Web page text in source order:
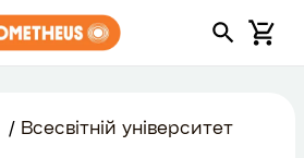
Всесвітній університет